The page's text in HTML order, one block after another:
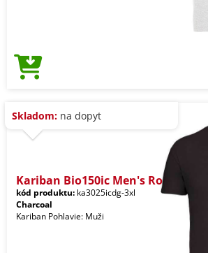
Skladom: na dopyt
Kariban Bio150ic Men's Ro
kód produktu: ka3025icdg-3xl
Charcoal
Kariban Pohlavie: Muži